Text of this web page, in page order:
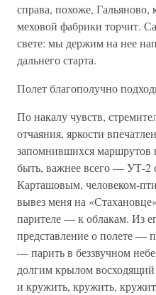
справа, похоже, Гальяново,
меховой фабрики торчит.
свете: мы держим на нее
дальнего старта.
Полет благополучно
По накалу чувств,
отчаяния, яркости
запомнившихся
быть, важнее всего — УТ-2
Карташовым, человеком-
вывез меня на
парителе — к облакам. Из
представление о полете —
— парить в беззвучном
долгим крылом
и кружить, кружить,